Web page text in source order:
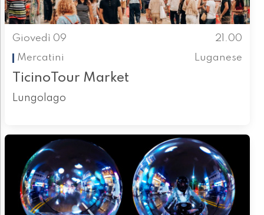
Giovedì 09
21.00
Mercatini
Luganese
TicinoTour Market
Lungolago